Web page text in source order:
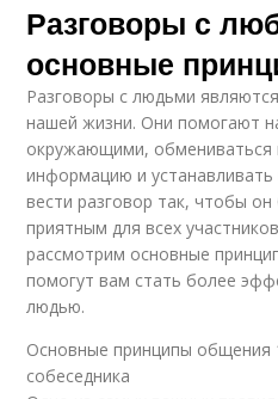
Разговоры с
основные
Разговоры с людьми
нашей жизни. Они помогают
окружающими, обмениваться
информацию и
вести разговор так, чтобы
приятным для всех
рассмотрим основные
помогут вам стать более
людью.
Основные принципы общения
собеседника